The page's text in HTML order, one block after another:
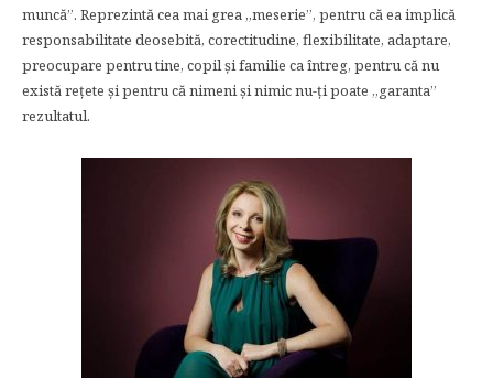
muncă”. Reprezintă cea mai grea „meserie”, pentru că ea implică
responsabilitate deosebită, corectitudine, flexibilitate, adaptare,
preocupare pentru tine, copil și familie ca întreg, pentru că nu
există reţete și pentru că nimeni și nimic nu-ţi poate „garanta”
rezultatul.